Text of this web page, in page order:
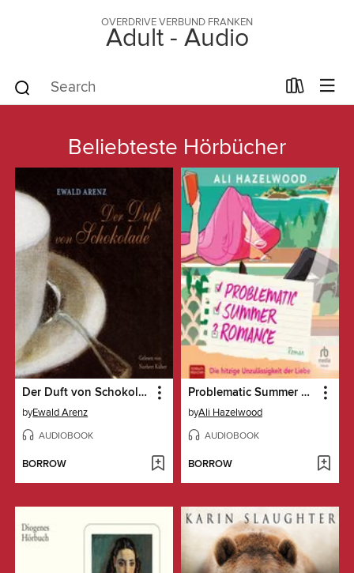
OVERDRIVE VERBUND FRANKEN
Adult - Audio
Beliebteste Hörbücher
Der Duft von Schokolade
byEwald Arenz
AUDIOBOOK
BORROW
Problematic Summer Romance
byAli Hazelwood
AUDIOBOOK
BORROW